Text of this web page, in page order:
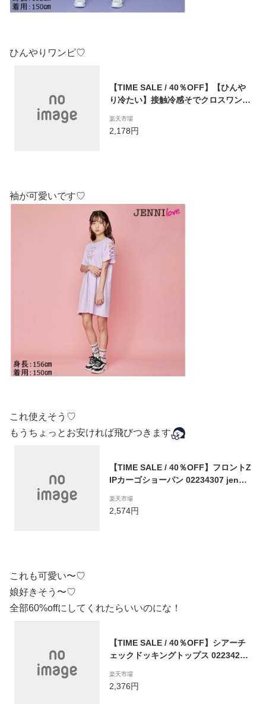
ひんやりワンピ♡
【TIME SALE / 40％OFF】【ひんや
り冷たい】接触冷感そでクロスワンピ
ジェニィラブ 子供服 女の子 キッズ ジ
ュニア ワンピース スカート 通学 おで
楽天市場
2,178円
袖が可愛いです♡
これ使えそう♡
もうちょっとお安ければ飛びつきます
【TIME SALE / 40％OFF】フロントZ
IPカーゴショーパン 02234307 jenni j
服 女の子 キッズ ジュニア ボトムス
ショートパンツ 通学 レッスン おでか
楽天市場
2,574円
これも可愛い〜♡
娘好きそう〜♡
全部60%offにしてくれたらいいのにな！
【TIME SALE / 40％OFF】シアーチ
ェックドッキングトップス 02234209
ィ キッズ ジュニア 女の子 子供服 通
学 トップス 半袖 肩あき レッスン お
楽天市場
2,376円